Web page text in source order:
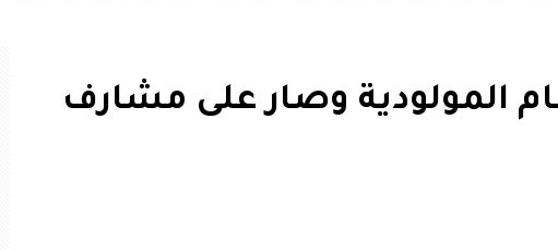
المولودية وصار على مشارف